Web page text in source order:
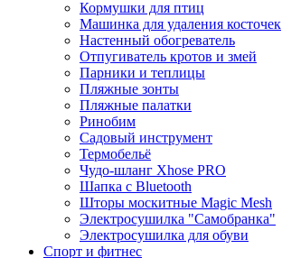
Кормушки для птиц
Машинка для удаления косточек
Настенный обогреватель
Отпугиватель кротов и змей
Парники и теплицы
Пляжные зонты
Пляжные палатки
Ринобим
Садовый инструмент
Термобельё
Чудо-шланг Xhose PRO
Шапка с Bluetooth
Шторы москитные Magic Mesh
Электросушилка "Самобранка"
Электросушилка для обуви
Спорт и фитнес